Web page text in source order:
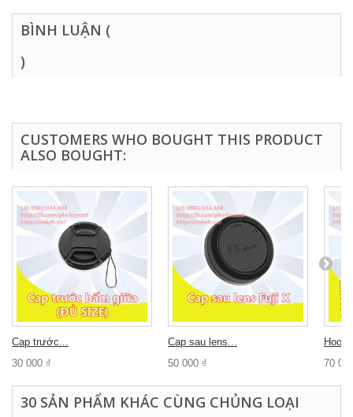
BÌNH LUẬN (
)
CUSTOMERS WHO BOUGHT THIS PRODUCT
ALSO BOUGHT:
Cap trước...
30 000 ₫
Cap sau lens...
50 000 ₫
Hood
70
30 SẢN PHẨM KHÁC CÙNG CHỦNG LOẠI